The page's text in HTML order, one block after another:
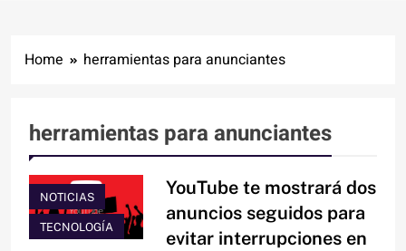
Home herramientas para anunciantes
herramientas para anunciantes
NOTICIAS
TECNOLOGÍA
YouTube te mostrará dos
anuncios seguidos para
evitar interrupciones en